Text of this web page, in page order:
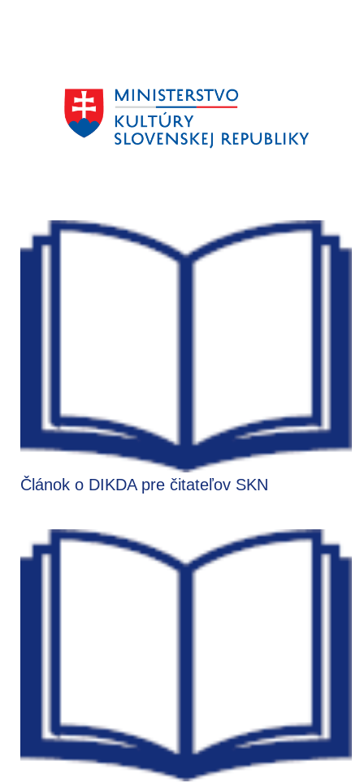
Článok o DIKDA pre čitateľov SKN